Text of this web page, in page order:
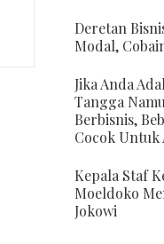
Deretan
Modal,
Jika Anda
Tangga
Berbisnis,
Cocok Untuk
Kepala Staf
Moeldoko
Jokowi